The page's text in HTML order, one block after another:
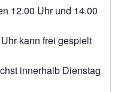
12.00 Uhr und 14.00
kann frei gespielt
innerhalb Dienstag